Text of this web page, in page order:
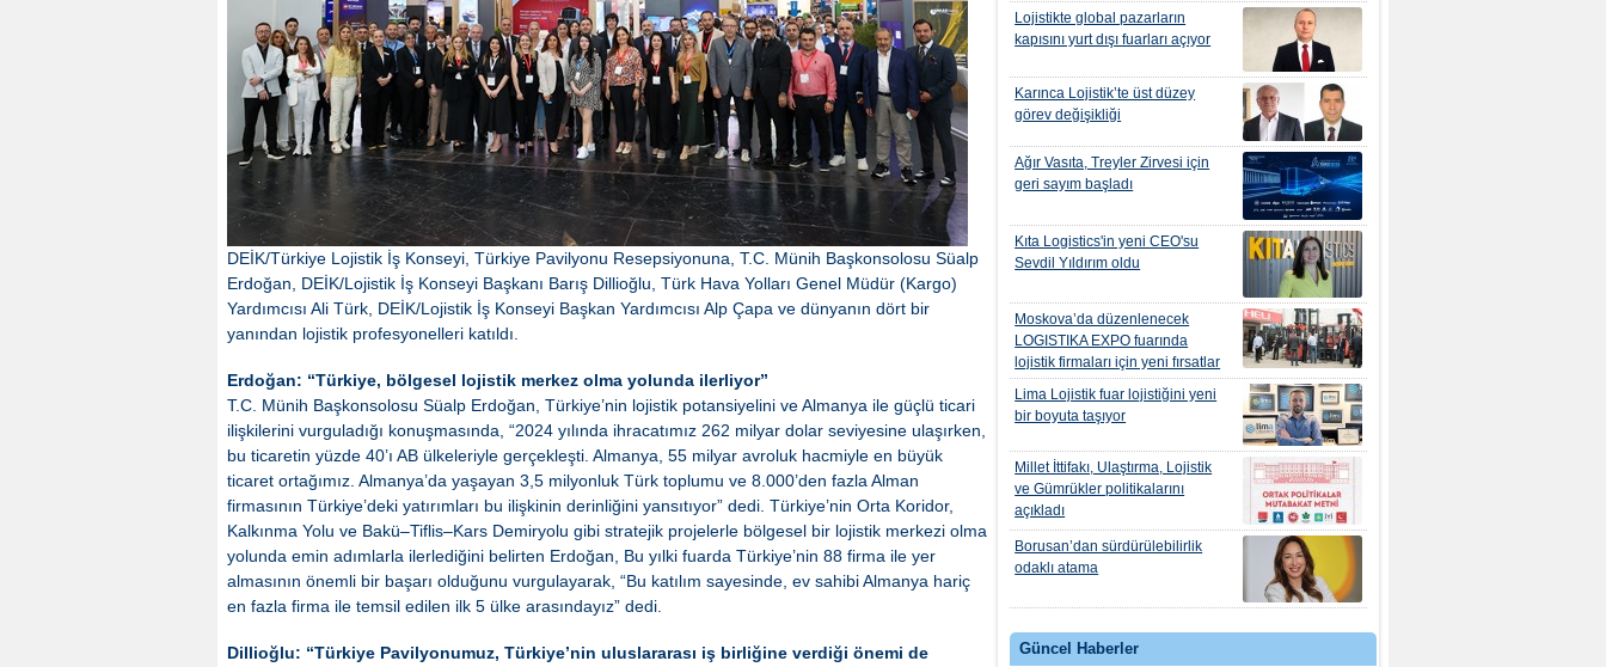
Lojistikte global pazarların
kapısını yurt dışı fuarları açıyor
Karınca Lojistik’te üst düzey
görev değişikliği
Ağır Vasıta, Treyler Zirvesi için
geri sayım başladı
Kıta Logistics'in yeni CEO'su
Sevdil Yıldırım oldu
Moskova’da düzenlenecek
LOGISTIKA EXPO fuarında
lojistik firmaları için yeni fırsatlar
Lima Lojistik fuar lojistiğini yeni
bir boyuta taşıyor
Millet İttifakı, Ulaştırma, Lojistik
ve Gümrükler politikalarını
açıkladı
Borusan’dan sürdürülebilirlik
odaklı atama
Güncel Haberler
DEİK/Türkiye Lojistik İş Konseyi, Türkiye Pavilyonu Resepsiyonuna, T.C. Münih Başkonsolosu Süalp
Erdoğan, DEİK/Lojistik İş Konseyi Başkanı Barış Dillioğlu, Türk Hava Yolları Genel Müdür (Kargo)
Yardımcısı Ali Türk, DEİK/Lojistik İş Konseyi Başkan Yardımcısı Alp Çapa ve dünyanın dört bir
yanından lojistik profesyonelleri katıldı.
Erdoğan: “Türkiye, bölgesel lojistik merkez olma yolunda ilerliyor”
T.C. Münih Başkonsolosu Süalp Erdoğan, Türkiye’nin lojistik potansiyelini ve Almanya ile güçlü ticari
ilişkilerini vurguladığı konuşmasında, “2024 yılında ihracatımız 262 milyar dolar seviyesine ulaşırken,
bu ticaretin yüzde 40’ı AB ülkeleriyle gerçekleşti. Almanya, 55 milyar avroluk hacmiyle en büyük
ticaret ortağımız. Almanya’da yaşayan 3,5 milyonluk Türk toplumu ve 8.000’den fazla Alman
firmasının Türkiye’deki yatırımları bu ilişkinin derinliğini yansıtıyor” dedi. Türkiye’nin Orta Koridor,
Kalkınma Yolu ve Bakü–Tiflis–Kars Demiryolu gibi stratejik projelerle bölgesel bir lojistik merkezi olma
yolunda emin adımlarla ilerlediğini belirten Erdoğan, Bu yılki fuarda Türkiye’nin 88 firma ile yer
almasının önemli bir başarı olduğunu vurgulayarak, “Bu katılım sayesinde, ev sahibi Almanya hariç
en fazla firma ile temsil edilen ilk 5 ülke arasındayız” dedi.
Dillioğlu: “Türkiye Pavilyonumuz, Türkiye’nin uluslararası iş birliğine verdiği önemi de